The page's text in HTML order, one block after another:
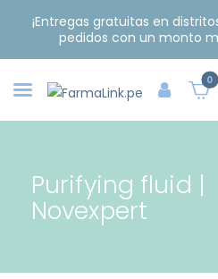
¡Entregas gratuitas en
pedidos con un monto
0
Purifying fluid |
Novexpert